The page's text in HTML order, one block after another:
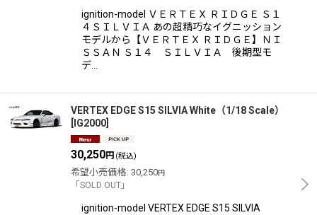
ignition-model ＶＥＲＴＥＸ ＲＩＤＧＥ Ｓ１
４ＳＩＬＶＩＡ あの超精巧なイグニッション
モデルから【ＶＥＲＴＥＸ ＲＩＤＧＥ】ＮＩ
ＳＳＡＮ Ｓ１４ ＳＩＬＶＩＡ 後期型モ
デ…
VERTEX EDGE S15 SILVIA White（1/18 Scale）
IG2000
30,250円 (税込)
希望小売価格: 30,250円
「SOLD OUT」
ignition-model VERTEX EDGE S15 SILVIA